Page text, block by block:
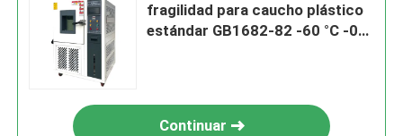
fragilidad para caucho plástico
estándar GB1682-82 -60 °C -0
Continuar